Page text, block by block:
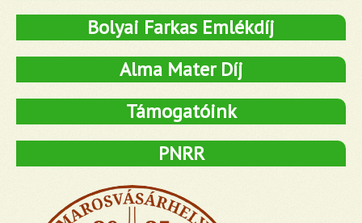
Bolyai Farkas Emlékdíj
Alma Mater Díj
Támogatóink
PNRR